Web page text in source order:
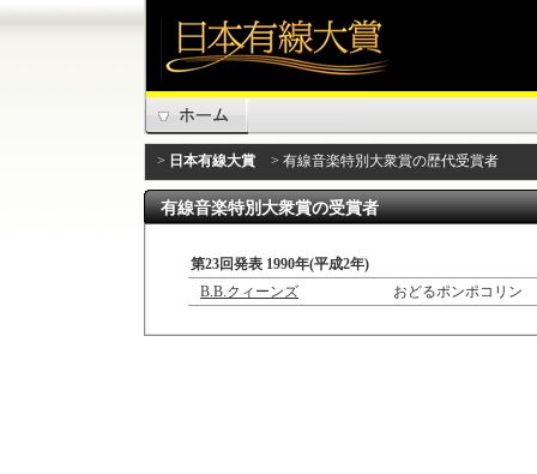
> 日本有線大賞 > 有線音楽特別大衆賞の歴代受賞者
有線音楽特別大衆賞の受賞者
第23回発表 1990年(平成2年)
B.B.クィーンズ
おどるポンポコリン